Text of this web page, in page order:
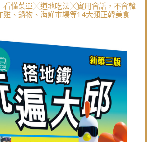
看懂菜單╳道地吃法╳實用會話，不會韓
雞、鍋物、海鮮市場等14大類正韓美食